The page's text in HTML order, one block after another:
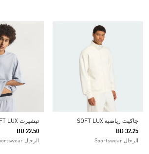
جاكيت رياضية SOFT LUX
BD 32.25
الرجال Sportswear
تيشيرت SOFT LUX
BD 22.50
الرجال Sportswear